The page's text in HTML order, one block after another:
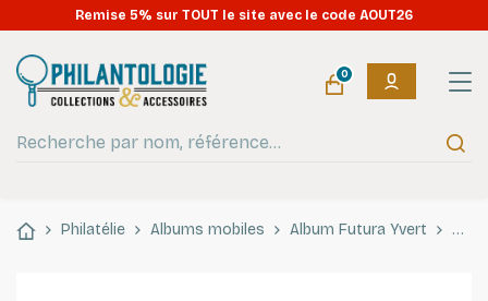
Remise 5% sur TOUT le site avec le code AOUT26
0
Philatélie Albums mobiles Album Futura Yvert